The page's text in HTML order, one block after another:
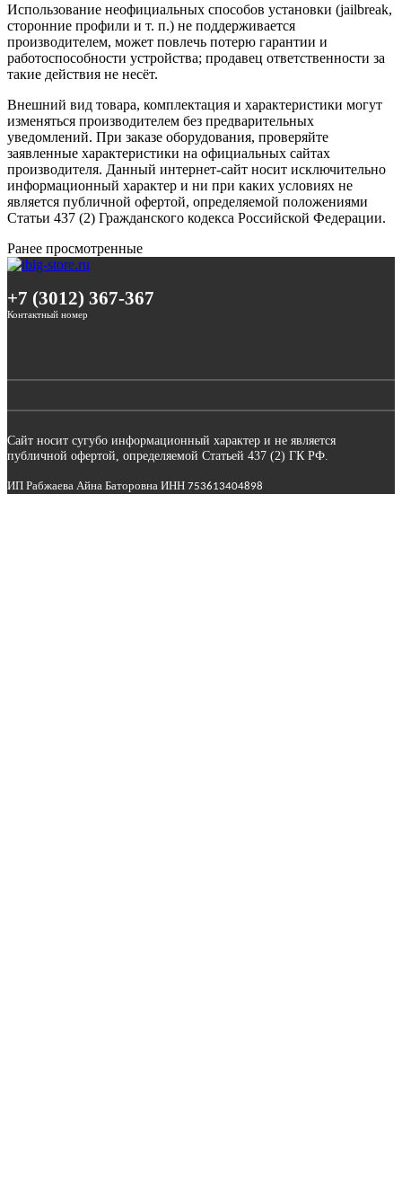
Использование неофициальных способов установки (jailbreak,
сторонние профили и т. п.) не поддерживается
производителем, может повлечь потерю гарантии и
работоспособности устройства; продавец ответственности за
такие действия не несёт.
Внешний вид товара, комплектация и характеристики могут
изменяться производителем без предварительных
уведомлений. При заказе оборудования, проверяйте
заявленные характеристики на официальных сайтах
производителя. Данный интернет-сайт носит исключительно
информационный характер и ни при каких условиях не
является публичной офертой, определяемой положениями
Статьи 437 (2) Гражданского кодекса Российской Федерации.
Ранее просмотренные
+7 (3012) 367-367
Контактный номер
Сайт носит сугубо информационный характер и не является
публичной офертой, определяемой Статьей 437 (2) ГК РФ.
ИП Рабжаева Айна Баторовна ИНН 753613404898